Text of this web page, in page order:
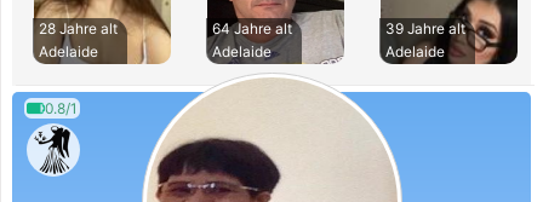
28 Jahre alt
Adelaide
64 Jahre alt
Adelaide
39 Jahre alt
Adelaide
0.8/1